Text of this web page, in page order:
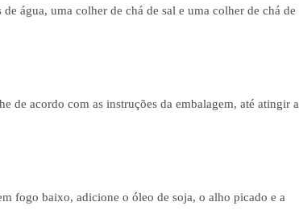
água, uma colher de chá de sal e uma colher de chá de
de acordo com as instruções da embalagem, até atingir a
fogo baixo, adicione o óleo de soja, o alho picado e a